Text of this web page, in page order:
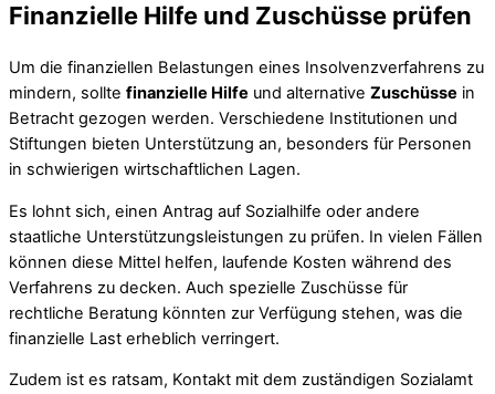
Finanzielle Hilfe und Zuschüsse prüfen
Um die finanziellen Belastungen eines Insolvenzverfahrens zu
mindern, sollte finanzielle Hilfe und alternative Zuschüsse in
Betracht gezogen werden. Verschiedene Institutionen und
Stiftungen bieten Unterstützung an, besonders für Personen
in schwierigen wirtschaftlichen Lagen.
Es lohnt sich, einen Antrag auf Sozialhilfe oder andere
staatliche Unterstützungsleistungen zu prüfen. In vielen Fällen
können diese Mittel helfen, laufende Kosten während des
Verfahrens zu decken. Auch spezielle Zuschüsse für
rechtliche Beratung könnten zur Verfügung stehen, was die
finanzielle Last erheblich verringert.
Zudem ist es ratsam, Kontakt mit dem zuständigen Sozialamt